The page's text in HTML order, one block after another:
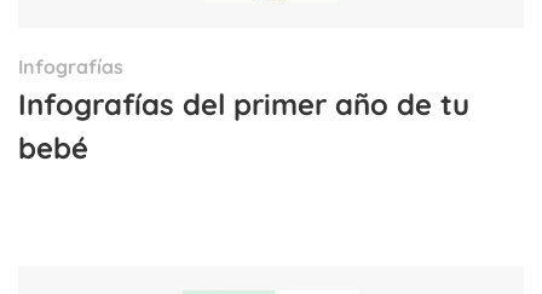
Infografías
Infografías del primer año de tu
bebé